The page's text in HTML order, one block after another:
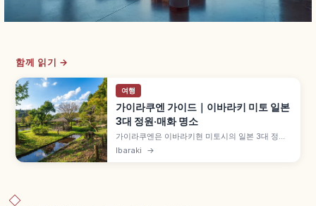
함께 읽기 →
여행
가이라쿠엔 가이드｜이바라키 미토 일본
3대 정원·매화 명소
가이라쿠엔은 이바라키현 미토시의 일본 3대 정원
중 하나로, 1842년 미토 번 9대 도쿠가와 나리아키
Ibaraki →